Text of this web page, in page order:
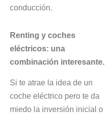
conducción.
Renting y coches
eléctricos: una
combinación interesante.
Si te atrae la idea de un
coche eléctrico pero te da
miedo la inversión inicial o